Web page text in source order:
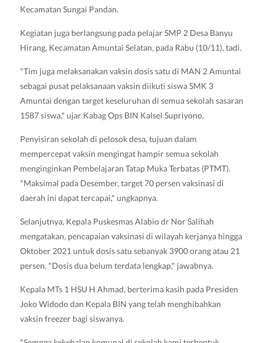
Kecamatan Sungai Pandan.
Kegiatan juga berlangsung pada pelajar SMP 2 Desa Banyu
Hirang, Kecamatan Amuntai Selatan, pada Rabu (10/11), tadi.
"Tim juga melaksanakan vaksin dosis satu di MAN 2 Amuntai
sebagai pusat pelaksanaan vaksin diikuti siswa SMK 3
Amuntai dengan target keseluruhan di semua sekolah sasaran
1587 siswa," ujar Kabag Ops BIN Kalsel Supriyono.
Penyisiran sekolah di pelosok desa, tujuan dalam
mempercepat vaksin mengingat hampir semua sekolah
menginginkan Pembelajaran Tatap Muka Terbatas (PTMT).
"Maksimal pada Desember, target 70 persen vaksinasi di
daerah ini dapat tercapai," ungkapnya.
Selanjutnya, Kepala Puskesmas Alabio dr Nor Salihah
mengatakan, pencapaian vaksinasi di wilayah kerjanya hingga
Oktober 2021 untuk dosis satu sebanyak 3900 orang atau 21
persen. "Dosis dua belum terdata lengkap," jawabnya.
Kepala MTs 1 HSU H Ahmad, berterima kasih pada Presiden
Joko Widodo dan Kepala BIN yang telah menghibahkan
vaksin freezer bagi siswanya.